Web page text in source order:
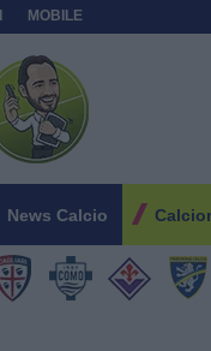
MOBILE
News Calcio